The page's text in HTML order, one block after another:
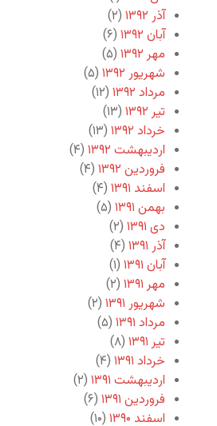
آذر ۱۳۹۲
(۲)
آبان ۱۳۹۲
(۶)
مهر ۱۳۹۲
(۵)
شهریور ۱۳۹۲
(۵)
مرداد ۱۳۹۲
(۱۲)
تیر ۱۳۹۲
(۱۳)
خرداد ۱۳۹۲
(۱۳)
اردیبهشت ۱۳۹۲
(۴)
فروردین ۱۳۹۲
(۴)
اسفند ۱۳۹۱
(۴)
بهمن ۱۳۹۱
(۵)
دی ۱۳۹۱
(۲)
آذر ۱۳۹۱
(۴)
آبان ۱۳۹۱
(۱)
مهر ۱۳۹۱
(۲)
شهریور ۱۳۹۱
(۲)
مرداد ۱۳۹۱
(۵)
تیر ۱۳۹۱
(۸)
خرداد ۱۳۹۱
(۴)
اردیبهشت ۱۳۹۱
(۲)
فروردین ۱۳۹۱
(۶)
اسفند ۱۳۹۰
(۱۰)